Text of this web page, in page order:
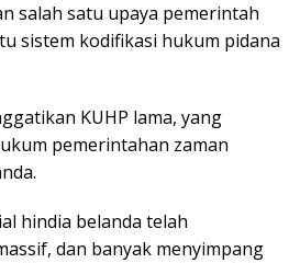
salah satu upaya pemerintah
sistem kodifikasi hukum pidana
KUHP lama, yang
pemerintahan zaman
hindia belanda telah
dan banyak menyimpang